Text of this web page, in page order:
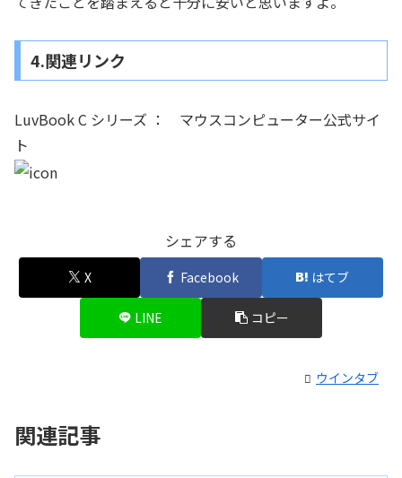
4.関連リンク
LuvBook C シリーズ ： マウスコンピューター公式サイ
ト
シェアする
X Facebook はてブ
LINE コピー
ウインタブ
関連記事